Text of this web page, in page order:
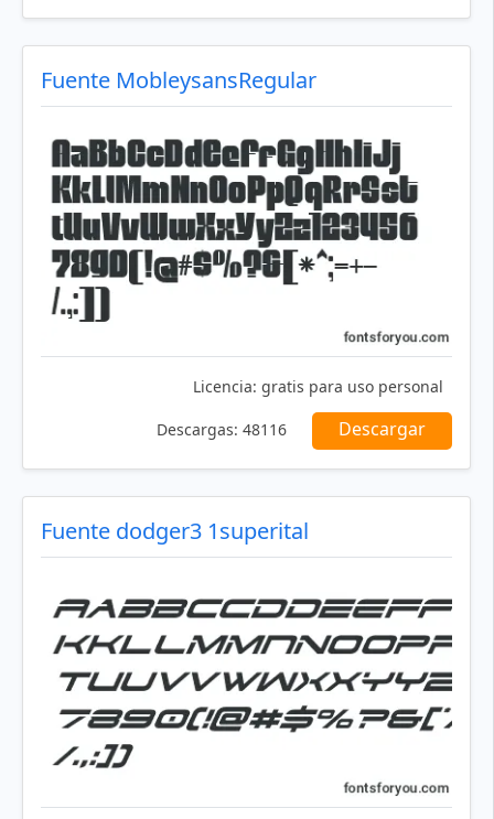
Fuente MobleysansRegular
Licencia: gratis para uso personal
Descargas: 48116 Descargar
Fuente dodger3 1superital